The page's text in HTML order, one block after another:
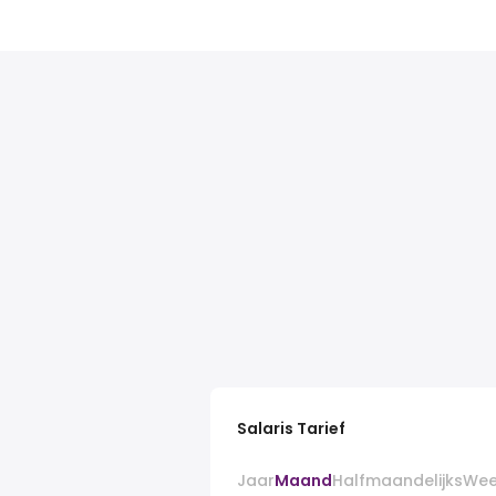
Salaris Tarief
JaarMaandHalfmaandelijks